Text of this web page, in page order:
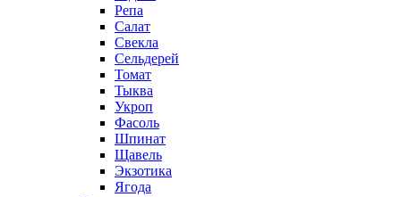
Репа
Салат
Свекла
Сельдерей
Томат
Тыква
Укроп
Фасоль
Шпинат
Щавель
Экзотика
Ягода